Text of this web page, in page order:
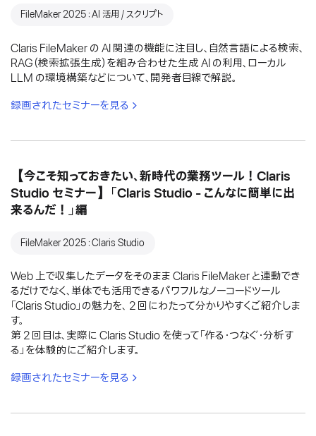
FileMaker 2025：AI 活用 / スクリプト
Claris FileMaker の AI 関連の機能に注目し、自然言語による検索、
RAG（検索拡張生成）を組み合わせた生成 AI の利用、ローカル
LLM の環境構築などについて、開発者目線で解説。
録画されたセミナーを見る
【今こそ知っておきたい、新時代の業務ツール！Claris
Studio セミナー】「Claris Studio - こんなに簡単に出
来るんだ！」編
FileMaker 2025：Claris Studio
Web 上で収集したデータをそのまま Claris FileMaker と連動でき
るだけでなく、単体でも活用できるパワフルなノーコードツール
「Claris Studio」の魅力を、 2 回にわたって分かりやすくご紹介しま
す。
第 2 回目は、実際に Claris Studio を使って「作る・つなぐ・分析す
る」を体験的にご紹介します。
録画されたセミナーを見る